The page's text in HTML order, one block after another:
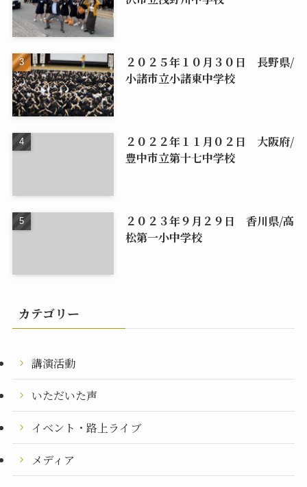
２０２５年１０月３０日 長野県/
小諸市立小諸東中学校
２０２２年１１月０２日 大阪府/
豊中市立第十七中学校
２０２３年９月２９日 香川県/高
松第一小中学校
カテゴリー
講演活動
いただいた声
イベント・路上ライブ
メディア